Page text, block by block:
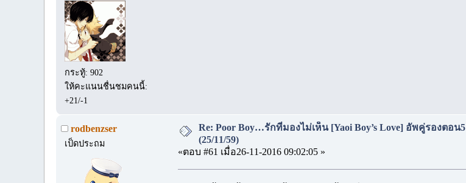
กระทู้: 902
ให้คะแนนชื่นชมคนนี้:
+21/-1
rodbenzser
เป็ดประถม
Re: Poor Boy…รักที่มองไม่เห็น [Yaoi Boy’s Love] อัพคู่รองตอน5
(25/11/59)
«ตอบ #61 เมื่อ26-11-2016 09:02:05 »